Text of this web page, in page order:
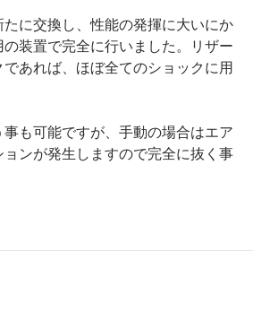
に交換し、性能の発揮に大いにか
装置で完全に行いました。リザー
あれば、ほぼ全てのショックに用
も可能ですが、手動の場合はエア
ンが発生しますので完全に抜く事